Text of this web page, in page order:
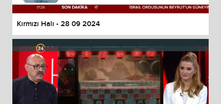
Kırmızı Halı - 28 09 2024